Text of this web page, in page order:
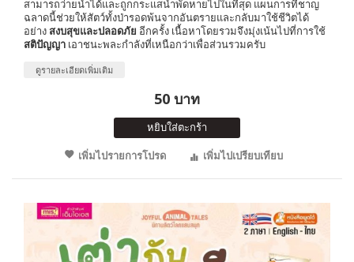
สามารถว่ายน้ำได้และถูกกระแสน้ำพัดหายไปในที่สุด แผนการที่ชาญ
ฉลาดนี้ช่วยให้สัตว์ทั้งป่ารอดพ้นจากอันตรายและกลับมาใช้ชีวิตได้
อย่างสงบสุขและปลอดภัย อีกครั้ง เนื้อหาโดยรวมจึงมุ่งเน้นไปที่การใช้
สติปัญญา เอาชนะพละกำลังที่เหนือกว่าเพื่อส่วนรวมครับ
ดูรายละเอียดเพิ่มเติม
50 บาท
หยิบใส่ตะกร้า
เพิ่มไปรายการโปรด
เพิ่มไปเปรียบเทียบ